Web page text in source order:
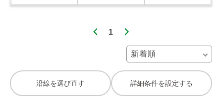
1
沿線を選び直す 詳細条件を設定する